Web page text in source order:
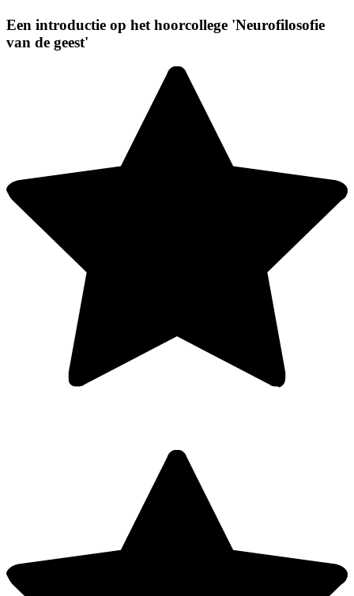
Een introductie op het hoorcollege 'Neurofilosofie
van de geest'